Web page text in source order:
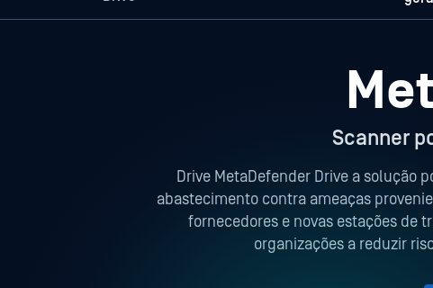
Scanner
Drive MetaDefender Drive a solução
abastecimento contra ameaças
fornecedores e novas estações de
organizações a reduzir